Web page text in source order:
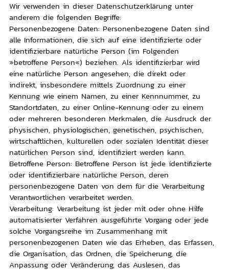
Wir verwenden in dieser Datenschutzerklärung unter
anderem die folgenden Begriffe:
Personenbezogene Daten: Personenbezogene Daten sind
alle Informationen, die sich auf eine identifizierte oder
identifizierbare natürliche Person (im Folgenden
»betroffene Person«) beziehen. Als identifizierbar wird
eine natürliche Person angesehen, die direkt oder
indirekt, insbesondere mittels Zuordnung zu einer
Kennung wie einem Namen, zu einer Kennnummer, zu
Standortdaten, zu einer Online-Kennung oder zu einem
oder mehreren besonderen Merkmalen, die Ausdruck der
physischen, physiologischen, genetischen, psychischen,
wirtschaftlichen, kulturellen oder sozialen Identität dieser
natürlichen Person sind, identifiziert werden kann.
Betroffene Person: Betroffene Person ist jede identifizierte
oder identifizierbare natürliche Person, deren
personenbezogene Daten von dem für die Verarbeitung
Verantwortlichen verarbeitet werden.
Verarbeitung: Verarbeitung ist jeder mit oder ohne Hilfe
automatisierter Verfahren ausgeführte Vorgang oder jede
solche Vorgangsreihe im Zusammenhang mit
personenbezogenen Daten wie das Erheben, das Erfassen,
die Organisation, das Ordnen, die Speicherung, die
Anpassung oder Veränderung, das Auslesen, das